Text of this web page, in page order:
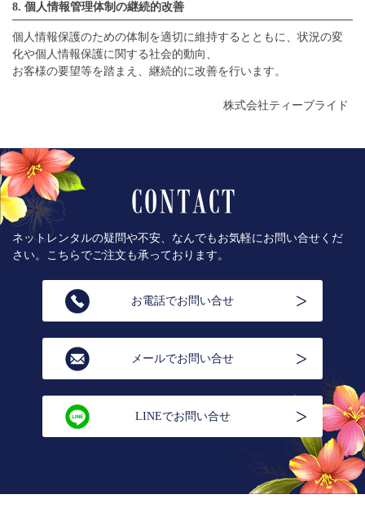
8. 個人情報管理体制の継続的改善
個人情報保護のための体制を適切に維持するとともに、状況の変
化や個人情報保護に関する社会的動向、
お客様の要望等を踏まえ、継続的に改善を行います。
株式会社ティーブライド
ネットレンタルの疑問や不安、なんでもお気軽にお問い合せくだ
さい。こちらでご注文も承っております。
お電話でお問い合せ
メールでお問い合せ
LINEでお問い合せ